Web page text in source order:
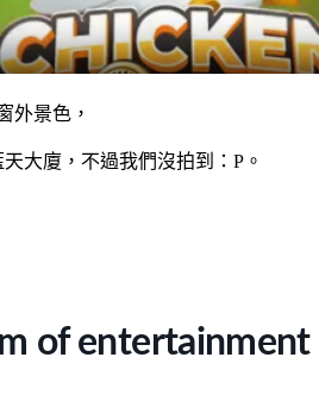
外景色，
大廈，不過我們沒拍到：P。